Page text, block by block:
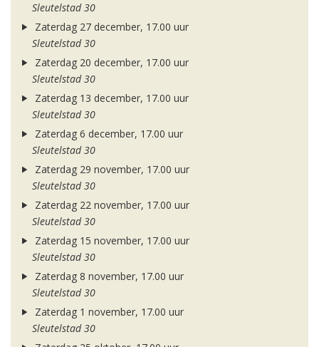
Sleutelstad 30
Zaterdag 27 december, 17.00 uur
Sleutelstad 30
Zaterdag 20 december, 17.00 uur
Sleutelstad 30
Zaterdag 13 december, 17.00 uur
Sleutelstad 30
Zaterdag 6 december, 17.00 uur
Sleutelstad 30
Zaterdag 29 november, 17.00 uur
Sleutelstad 30
Zaterdag 22 november, 17.00 uur
Sleutelstad 30
Zaterdag 15 november, 17.00 uur
Sleutelstad 30
Zaterdag 8 november, 17.00 uur
Sleutelstad 30
Zaterdag 1 november, 17.00 uur
Sleutelstad 30